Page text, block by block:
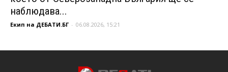
наблюдава...
Екип на ДЕБАТИ.БГ - 06.08.2026, 15:21